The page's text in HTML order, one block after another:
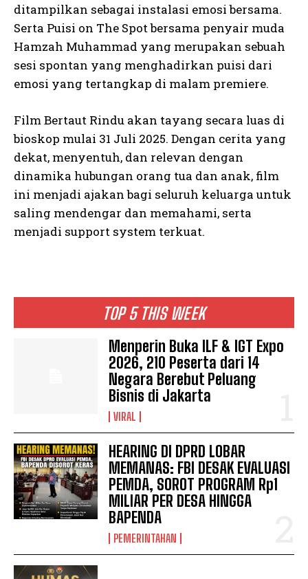
TOP 5 THIS WEEK
Menperin Buka ILF & IGT Expo
2026, 210 Peserta dari 14
Negara Berebut Peluang
Bisnis di Jakarta
VIRAL
HEARING DI DPRD LOBAR
MEMANAS: FBI DESAK EVALUASI
PEMDA, SOROT PROGRAM Rp1
MILIAR PER DESA HINGGA
BAPENDA
PEMERINTAHAN
ditampilkan sebagai instalasi emosi bersama.
Serta Puisi on The Spot bersama penyair muda
Hamzah Muhammad yang merupakan sebuah
sesi spontan yang menghadirkan puisi dari
emosi yang tertangkap di malam premiere.
Film Bertaut Rindu akan tayang secara luas di
bioskop mulai 31 Juli 2025. Dengan cerita yang
dekat, menyentuh, dan relevan dengan
dinamika hubungan orang tua dan anak, film
ini menjadi ajakan bagi seluruh keluarga untuk
saling mendengar dan memahami, serta
menjadi support system terkuat.